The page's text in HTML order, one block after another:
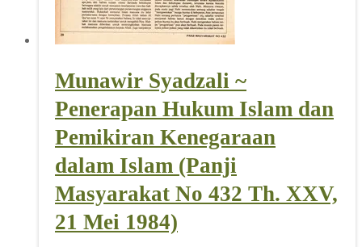
Munawir Syadzali ~
Penerapan Hukum Islam dan
Pemikiran Kenegaraan
dalam Islam (Panji
Masyarakat No 432 Th. XXV,
21 Mei 1984)